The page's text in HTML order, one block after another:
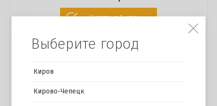
Купить в 1 клик
Выберите город
Киров
Кирово-Чепецк